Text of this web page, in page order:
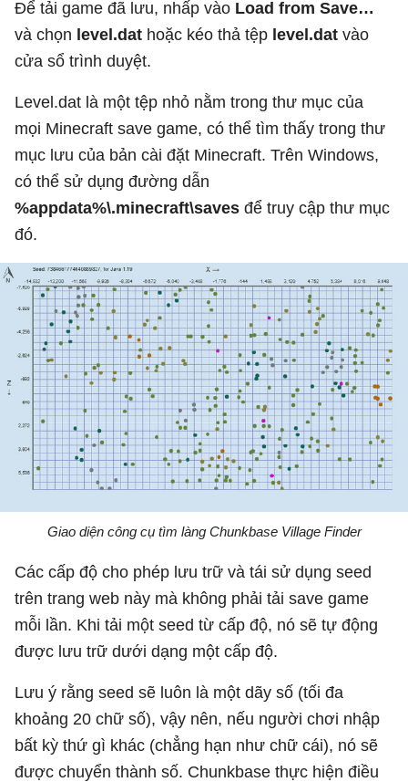
Để tải game đã lưu, nhấp vào Load from Save…
và chọn level.dat hoặc kéo thả tệp level.dat vào
cửa sổ trình duyệt.
Level.dat là một tệp nhỏ nằm trong thư mục của
mọi Minecraft save game, có thể tìm thấy trong thư
mục lưu của bản cài đặt Minecraft. Trên Windows,
có thể sử dụng đường dẫn
%appdata%\.minecraft\saves để truy cập thư mục
đó.
Giao diện công cụ tìm làng Chunkbase Village Finder
Các cấp độ cho phép lưu trữ và tái sử dụng seed
trên trang web này mà không phải tải save game
mỗi lần. Khi tải một seed từ cấp độ, nó sẽ tự động
được lưu trữ dưới dạng một cấp độ.
Lưu ý rằng seed sẽ luôn là một dãy số (tối đa
khoảng 20 chữ số), vậy nên, nếu người chơi nhập
bất kỳ thứ gì khác (chẳng hạn như chữ cái), nó sẽ
được chuyển thành số. Chunkbase thực hiện điều